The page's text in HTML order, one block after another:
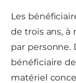
Les
de trois ans, à
par personne.
bénéficiaire
matériel